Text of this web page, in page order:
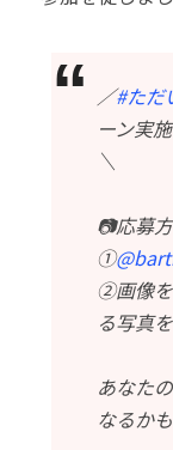
／#ただ
ーン実
＼
📷応募
①
②画像を
る写真
あなた
なるか